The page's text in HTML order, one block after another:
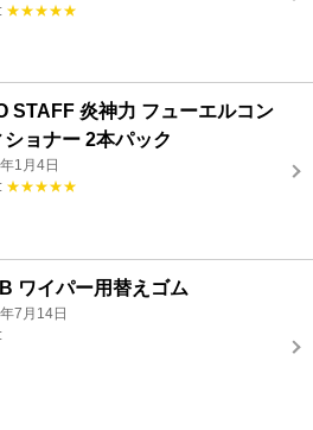
★★★★★
STAFF 炎神力 フューエルコン
ショナー 2本パック
1月4日
★★★★★
ワイパー用替えゴム
7月14日